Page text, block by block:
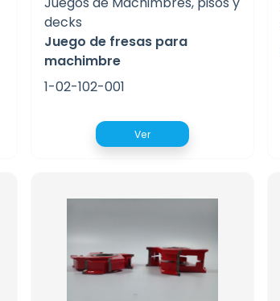
decks
Juego de fresas para
machimbre
1-02-102-001
Ver